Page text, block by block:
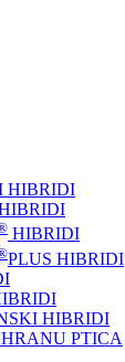
HIBRIDI
HIBRIDI
PLUS HIBRIDI
HIBRIDI
PTICA